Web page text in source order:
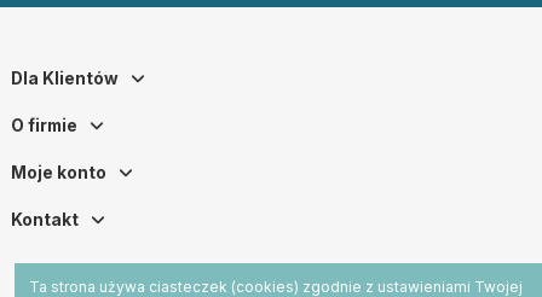
Dla Klientów
O firmie
Moje konto
Kontakt
Ta strona używa ciasteczek (cookies) zgodnie z ustawieniami Twojej